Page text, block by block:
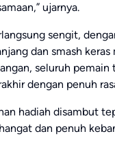
ujarnya.
sengit,
dan smash
seluruh
dengan penuh
hadiah disambut
dan penuh